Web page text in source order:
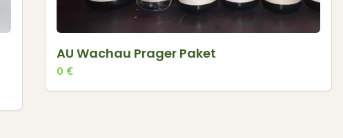
AU Wachau Prager Paket
0 €